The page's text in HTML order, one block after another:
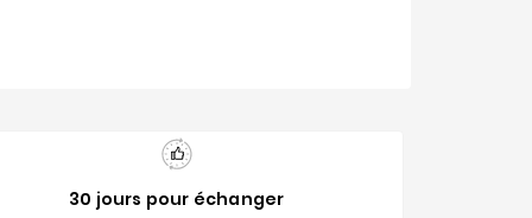
30 jours pour échanger